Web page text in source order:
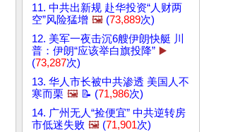
11. 中共出新规 赴华投资“人财两
空”风险猛增 🖼️ (73,889次)
12. 美军一夜击沉6艘伊朗快艇 川
普：伊朗“应该举白旗投降” ▶️
(73,287次)
13. 华人市长被中共渗透 美国人不
寒而栗 🖼️ 📝 (71,986次)
14. 广州无人“捡便宜” 中共逆转房
市低迷失败 🖼️ (71,901次)